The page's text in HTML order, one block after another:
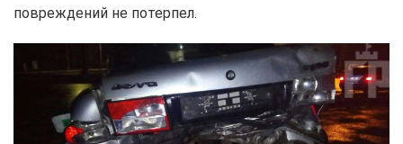
повреждений не потерпел.